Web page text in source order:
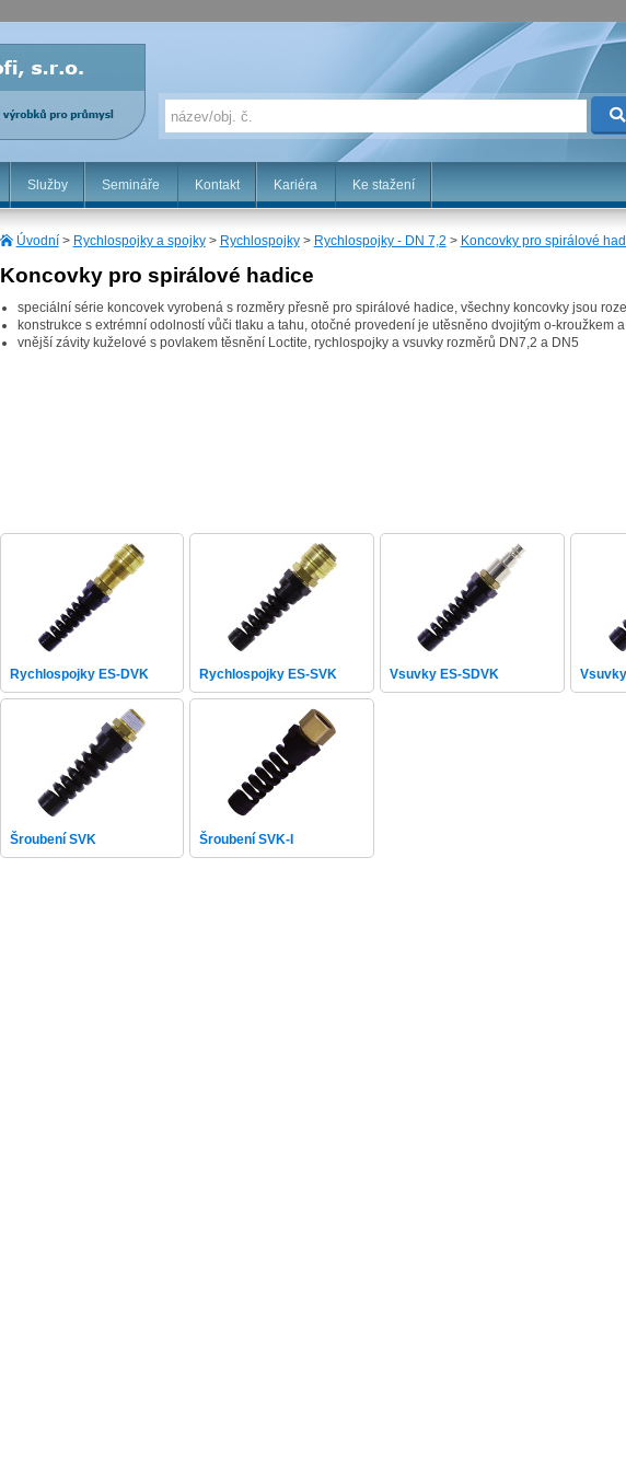
Služby Semináře Kontakt Kariéra Ke stažení
Úvodní> Rychlospojky a spojky> Rychlospojky> Rychlospojky - DN 7,2 > Koncovky pro spirálové
Koncovky pro spirálové hadice
speciální série koncovek vyrobená s rozměry přesně pro spirálové hadice, všechny koncovky jsou
konstrukce s extrémní odolností vůči tlaku a tahu, otočné provedení je utěsněno dvojitým o-kroužkem
vnější závity kuželové s povlakem těsnění Loctite, rychlospojky a vsuvky rozměrů DN7,2 a DN5
Rychlospojky ES-DVK Rychlospojky ES-SVK Vsuvky ES-SDVK
Šroubení SVK Šroubení SVK-I